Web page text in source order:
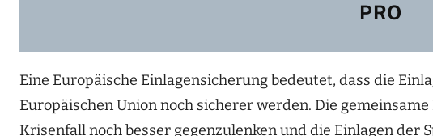
PRO
Eine Europäische Einlagensicherung bedeutet, dass die
Europäischen Union noch sicherer werden. Die
Krisenfall noch besser gegenzulenken und die Einlagen